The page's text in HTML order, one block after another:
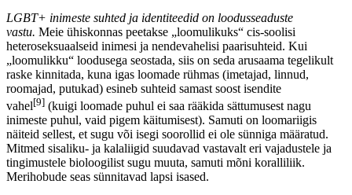
LGBT+ inimeste suhted ja identiteedid on loodusseaduste
vastu. Meie ühiskonnas peetakse „loomulikuks“ cis-soolisi
heteroseksuaalseid inimesi ja nendevahelisi paarisuhteid. Kui
„loomulikku“ loodusega seostada, siis on seda arusaama tegelikult
raske kinnitada, kuna igas loomade rühmas (imetajad, linnud,
roomajad, putukad) esineb suhteid samast soost isendite
vahel[9] (kuigi loomade puhul ei saa rääkida sättumusest nagu
inimeste puhul, vaid pigem käitumisest). Samuti on loomariigis
näiteid sellest, et sugu või isegi soorollid ei ole sünniga määratud.
Mitmed sisaliku- ja kalaliigid suudavad vastavalt eri vajadustele ja
tingimustele bioloogilist sugu muuta, samuti mõni koralliliik.
Merihobude seas sünnitavad lapsi isased.